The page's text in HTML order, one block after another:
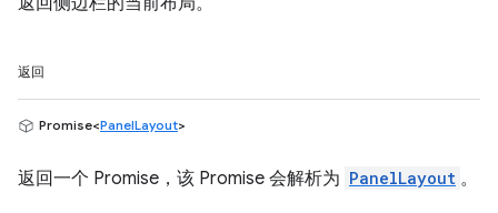
返回
Promise<PanelLayout>
返回一个 Promise，该 Promise 会解析为 PanelLayout 。